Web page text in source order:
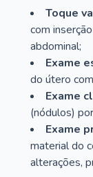
Toque
com
abdominal;
Exame
do útero
Exame
(nódulos)
Exame
material do
alterações,